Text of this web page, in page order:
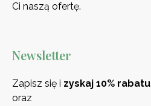
Ci naszą ofertę.
Newsletter
Zapisz się i zyskaj 10% rabatu
oraz